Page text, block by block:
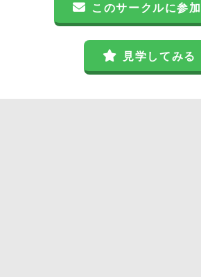
このサークルに参加
見学してみる